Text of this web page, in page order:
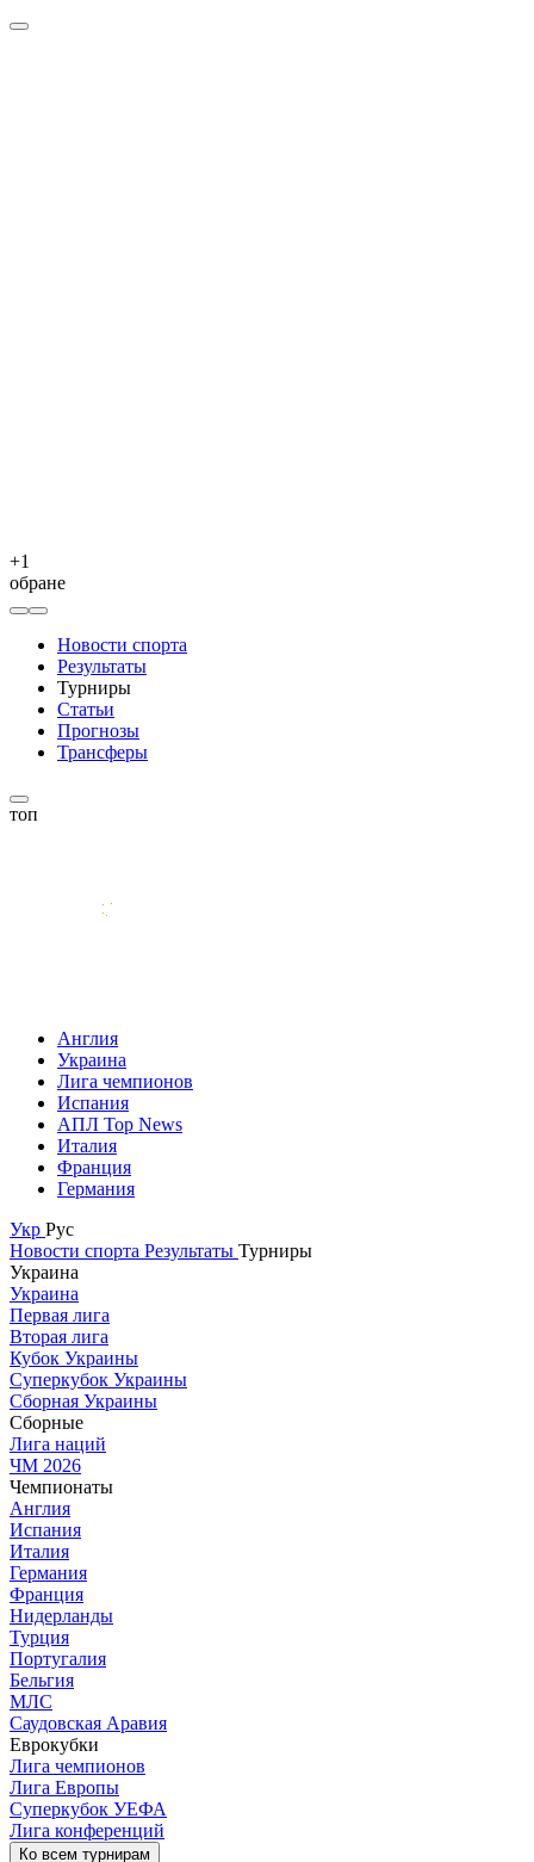
+1
обране
Новости спорта
Результаты
Турниры
Статьи
Прогнозы
Трансферы
топ
Англия
Украина
Лига чемпионов
Испания
АПЛ Top News
Италия
Франция
Германия
Укр Рус
Новости спорта Результаты Турниры
Украина
Украина
Первая лига
Вторая лига
Кубок Украины
Суперкубок Украины
Сборная Украины
Сборные
Лига наций
ЧМ 2026
Чемпионаты
Англия
Испания
Италия
Германия
Франция
Нидерланды
Турция
Португалия
Бельгия
МЛС
Саудовская Аравия
Еврокубки
Лига чемпионов
Лига Европы
Суперкубок УЕФА
Лига конференций
Ко всем турнирам